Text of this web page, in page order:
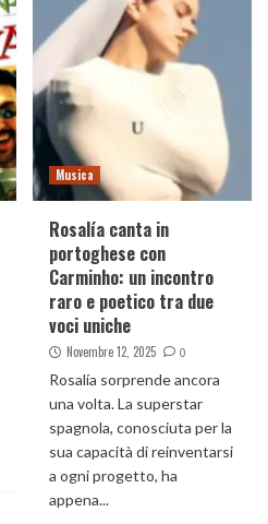
Musica
Rosalía canta in
portoghese con
Carminho: un incontro
raro e poetico tra due
voci uniche
Novembre 12, 2025 0
Rosalía sorprende ancora
una volta. La superstar
spagnola, conosciuta per la
sua capacità di reinventarsi
a ogni progetto, ha
appena...